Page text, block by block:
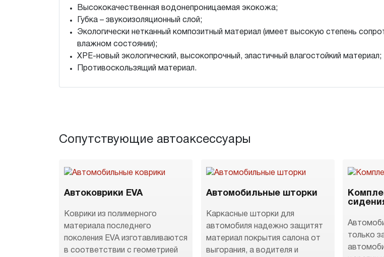
Высококачественная водонепроницаемая экокожа;
Губка – звукоизоляционный слой;
Экологически нетканный композитный материал (имеет высокую степень
влажном состоянии);
XPE-новый экологический, высокопрочный, эластичный влагостойкий материал;
Противоскользящий материал.
Сопутствующие автоаксессуары
Автоковрики EVA
Коврики из полимерного
материала последнего
поколения EVA изготавливаются
в соответствии с геометрией
Автомобильные шторки
Каркасные шторки для
автомобиля надежно защитят
материал покрытия салона от
выгорания, а водителя и
только